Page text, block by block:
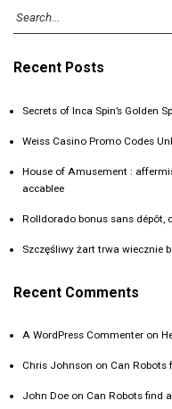
Recent Posts
Secrets of Inca Spin’s Golden
Weiss Casino Promo Codes
House of Amusement :
accablee
Rolldorado bonus sans dépôt,
Szczęśliwy żart trwa wiecznie
Recent Comments
A WordPress Commenter on
Chris Johnson on Can Robots
John Doe on Can Robots find